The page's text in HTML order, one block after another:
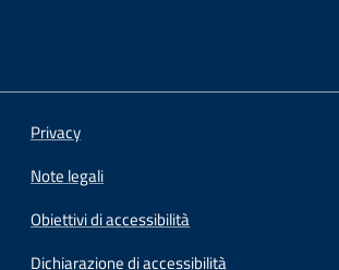
Privacy
Note legali
Obiettivi di accessibilità
Dichiarazione di accessibilità